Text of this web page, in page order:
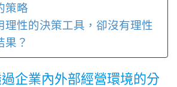
策略
理性的決策工具，卻沒有理性
果？
企業內外部經營環境的分